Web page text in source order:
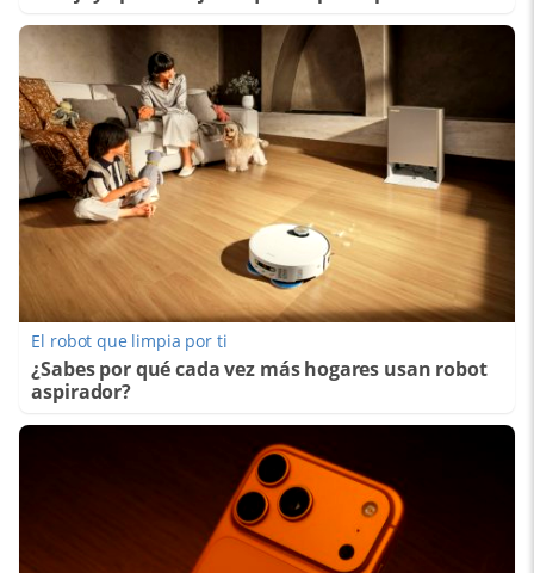
El robot que limpia por ti
¿Sabes por qué cada vez más hogares usan robot
aspirador?